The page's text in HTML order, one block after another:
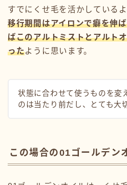
すでにくせ毛を活かしている
移行期間はアイロンで癖を伸
ばこのアルトミストとアルト
ったように思います。
状態に合わせて使うものを変
のは当たり前だし、とても大
この場合の01ゴールデン